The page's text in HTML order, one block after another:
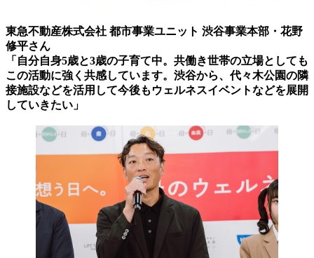
東急不動産株式会社 都市事業ユニット 渋谷事業本部・花野
修平さん
「自分自身5歳と3歳の子育て中。共働き世帯の立場としても
この活動に強く共感しています。渋谷から、代々木公園の隣
接施設などを活用して今後もウェルネスイベントなどを展開
していきたい」